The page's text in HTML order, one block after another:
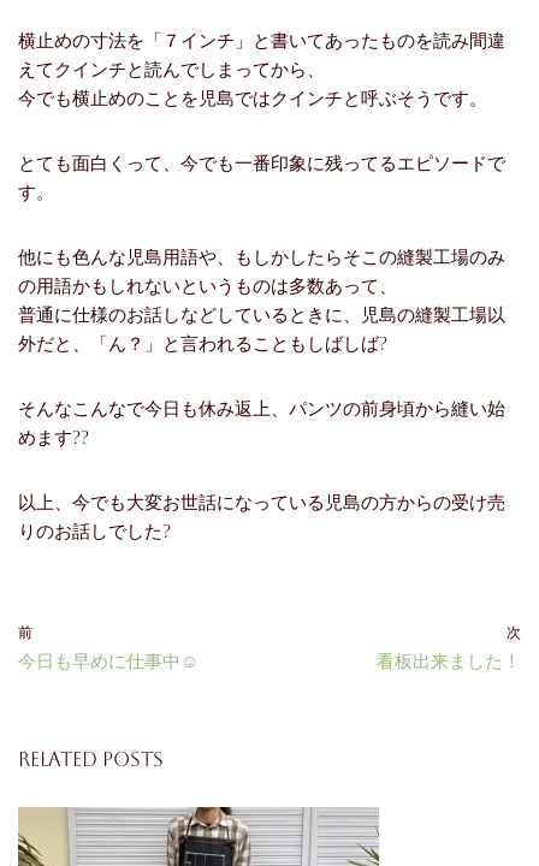
横止めの寸法を「７インチ」と書いてあったものを読み間違
えてクインチと読んでしまってから、
今でも横止めのことを児島ではクインチと呼ぶそうです。
とても面白くって、今でも一番印象に残ってるエピソードで
す。
他にも色んな児島用語や、もしかしたらそこの縫製工場のみ
の用語かもしれないというものは多数あって、
普通に仕様のお話しなどしているときに、児島の縫製工場以
外だと、「ん？」と言われることもしばしば?
そんなこんなで今日も休み返上、パンツの前身頃から縫い始
めます??
以上、今でも大変お世話になっている児島の方からの受け売
りのお話しでした?
前
今日も早めに仕事中☺
次
看板出来ました！
Related Posts